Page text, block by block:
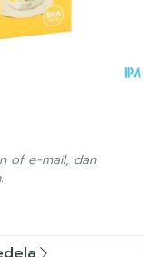
of e-mail, dan